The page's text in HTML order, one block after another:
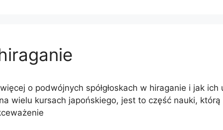
o podwójnych spółgłoskach w hiraganie i jak
wielu kursach japońskiego, jest to część nauki,